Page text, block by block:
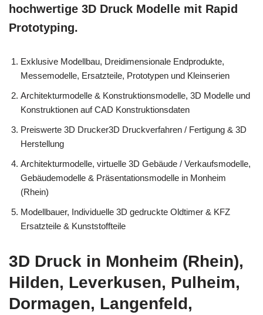
hochwertige 3D Druck Modelle mit Rapid
Prototyping.
Exklusive Modellbau, Dreidimensionale Endprodukte,
Messemodelle, Ersatzteile, Prototypen und Kleinserien
Architekturmodelle & Konstruktionsmodelle, 3D Modelle und
Konstruktionen auf CAD Konstruktionsdaten
Preiswerte 3D Drucker3D Druckverfahren / Fertigung & 3D
Herstellung
Architekturmodelle, virtuelle 3D Gebäude / Verkaufsmodelle,
Gebäudemodelle & Präsentationsmodelle in Monheim
(Rhein)
Modellbauer, Individuelle 3D gedruckte Oldtimer & KFZ
Ersatzteile & Kunststoffteile
3D Druck in Monheim (Rhein),
Hilden, Leverkusen, Pulheim,
Dormagen, Langenfeld,